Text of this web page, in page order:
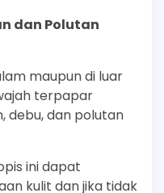
dan Polutan
maupun di luar
terpapar
debu, dan polutan
ini dapat
kulit dan jika tidak